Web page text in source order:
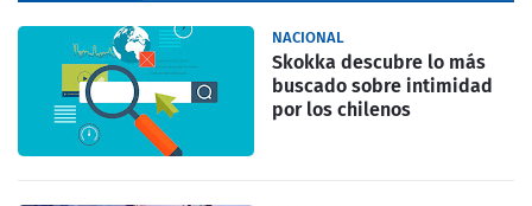
NACIONAL
Skokka descubre lo más
buscado sobre intimidad
por los chilenos